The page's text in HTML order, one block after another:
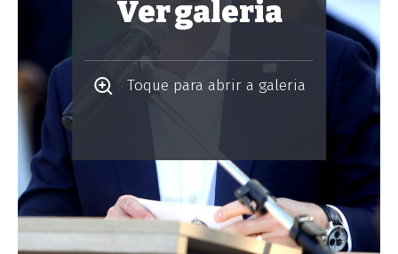
Ver galeria
Toque para abrir a galeria